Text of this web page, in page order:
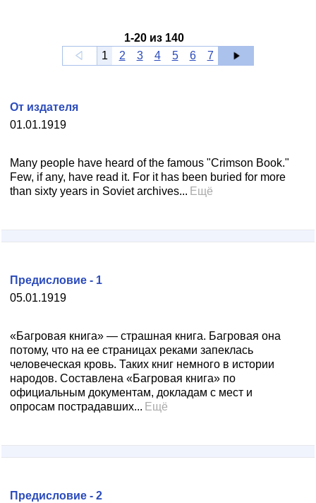
1-20 из 140
1
2 3 4 5 6 7
01.01.1919
От издателя
Many people have heard of the famous "Crimson Book."
Few, if any, have read it. For it has been buried for more
than sixty years in Soviet archives... Ещё
05.01.1919
Предисловие - 1
«Багровая книга» — страшная книга. Багровая она
потому, что на ее страницах реками запеклась
человеческая кровь. Таких книг немного в истории
народов. Составлена «Багровая книга» по
официальным документам, докладам с мест и
опросам пострадавших... Ещё
Предисловие - 2